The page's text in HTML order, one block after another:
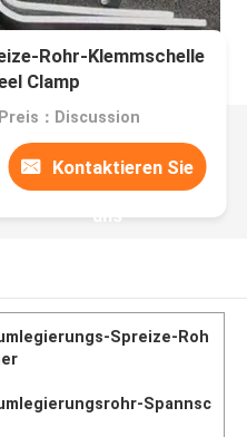
Rohr-Klemmschelle
Clamp
Preis：Discussion
Kontaktieren Sie
uns
Spreize-Roh
Spannsc